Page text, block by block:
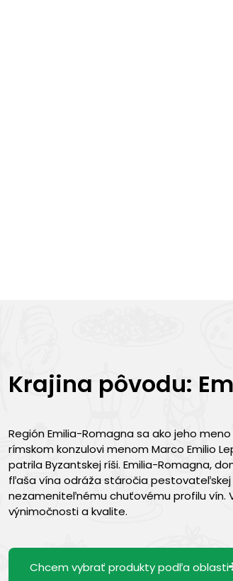
Krajina pôvodu:
Región Emilia-Romagna sa ako jeho
rímskom konzulovi menom Marco Emilio
patrila Byzantskej ríši. Emilia-Romagna,
fľaša vína odráža stáročia pestovateľskej
nezameniteľnému chuťovému profilu vín.
výnimočnosti a kvalite.
Chcem vybrať produkty podľa oblasti